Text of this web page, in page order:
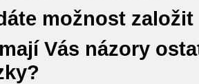
možnost
Vás názory